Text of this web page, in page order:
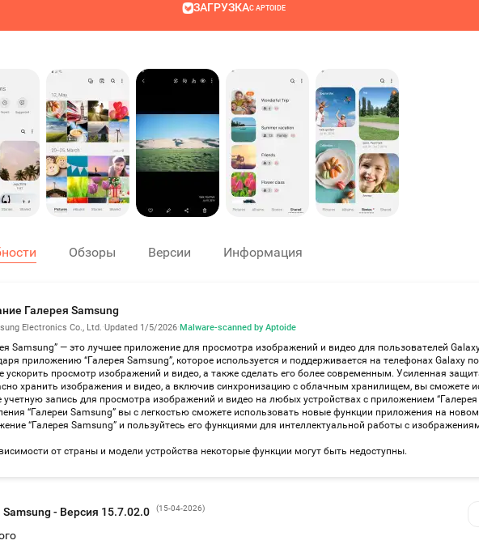
ЗАГРУЗКАС APTOIDE
Обзоры Версии Информация
Галерея Samsung
Electronics Co., Ltd.·Updated 1/5/2026·Malware-scanned by Aptoide
Samsung” — это лучшее приложение для просмотра изображений и видео для пользователей
приложению “Галерея Samsung”, которое используется и поддерживается на телефонах Galaxy
ускорить просмотр изображений и видео, а также сделать его более современным. Усиленная
хранить изображения и видео, а включив синхронизацию с облачным хранилищем, вы сможете
учетную запись для просмотра изображений и видео на любых устройствах с приложением
“Галереи Samsung” вы с легкостью сможете использовать новые функции приложения на
“Галерея Samsung” и пользуйтесь его функциями для интеллектуальной работы с
от страны и модели устройства некоторые функции могут быть недоступны.
Samsung - Версия 15.7.02.0 (15-04-2026)